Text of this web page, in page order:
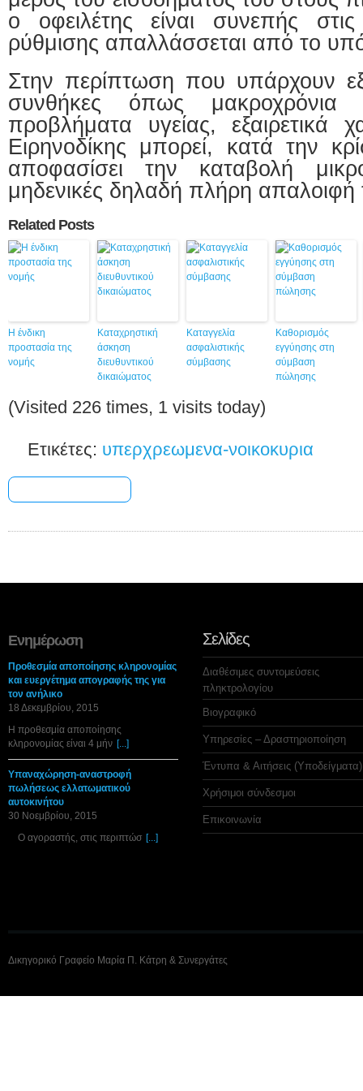
ο οφειλέτης είναι συνεπής
ρύθμισης απαλλάσσεται από το
Στην περίπτωση που υπάρχουν
συνθήκες όπως μακροχρόνια
προβλήματα υγείας, εξαιρετικά
Ειρηνοδίκης μπορεί, κατά την
αποφασίσει την καταβολή
μηδενικές δηλαδή πλήρη απαλοιφή
Related Posts
Η ένδικη
προστασία της
νομής
Καταχρηστική
άσκηση
διευθυντικού
δικαιώματος
Καταγγελία
ασφαλιστικής
σύμβασης
Καθορισμός
εγγύησης στη
σύμβαση
πώλησης
(Visited 226 times, 1 visits today)
Ετικέτες: υπερχρεωμενα-νοικοκυρια
Ενημέρωση
Προθεσμία αποποίησης κληρονομίας
και ευεργέτημα απογραφής της για
τον ανήλικο
18 Δεκεμβρίου, 2015
Η προθεσμία αποποίησης
κληρονομίας είναι 4 μήν [...]
Υπαναχώρηση-αναστροφή
πωλήσεως ελλατωματικού
αυτοκινήτου
30 Νοεμβρίου, 2015
Ο αγοραστής, στις περιπτώσ [...]
Σελίδες
Διαθέσιμες συντομεύσεις
πληκτρολογίου
Βιογραφικό
Υπηρεσίες – Δραστηριοποίηση
Έντυπα & Αιτήσεις (Υποδείγματα)
Χρήσιμοι σύνδεσμοι
Επικοινωνία
Δικηγορικό Γραφείο Μαρία Π. Κάτρη & Συνεργάτες